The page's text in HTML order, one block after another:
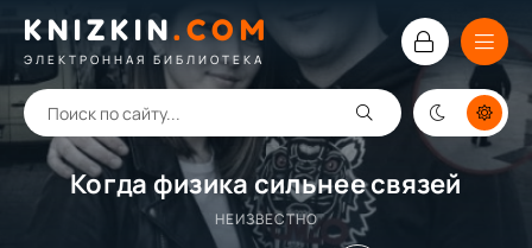
KNIZKIN.COM
ЭЛЕКТРОННАЯ БИБЛИОТЕКА
Когда физика сильнее связей
НЕИЗВЕСТНО